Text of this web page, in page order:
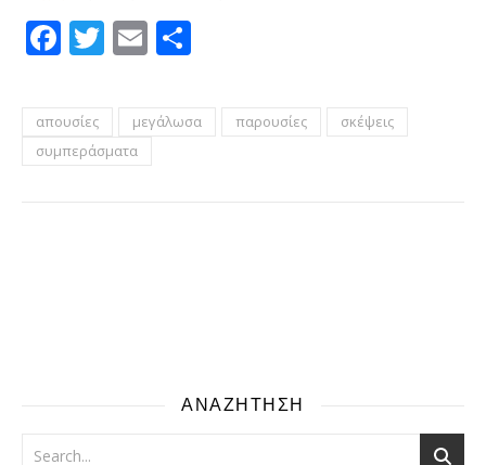
Facebook
Twitter
Email
απουσίες μεγάλωσα παρουσίες
σκέψεις
συμπεράσματα
ΑΝΑΖΗΤΗΣΗ